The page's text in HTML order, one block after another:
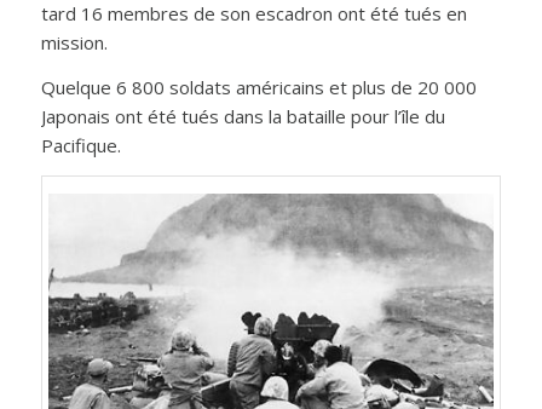
tard 16 membres de son escadron ont été tués en
mission.
Quelque 6 800 soldats américains et plus de 20 000
Japonais ont été tués dans la bataille pour l’île du
Pacifique.